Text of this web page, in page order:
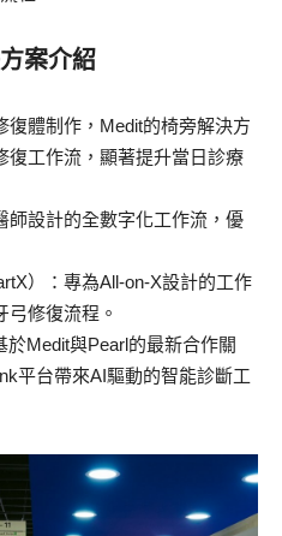
案介紹
復體制作，Medit的椅旁解決方
復工作流，顯著提升當日診療
師設計的全數字化工作流，優
）：專為All-on-X設計的工作
弓修復流程。
Medit與Pearl的最新合作關
平台帶來AI驅動的智能診斷工